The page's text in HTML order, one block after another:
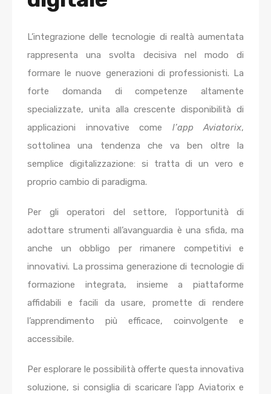
L’integrazione delle tecnologie di realtà aumentata
rappresenta una svolta decisiva nel modo di
formare le nuove generazioni di professionisti. La
forte domanda di competenze altamente
specializzate, unita alla crescente disponibilità di
applicazioni innovative come l’app Aviatorix,
sottolinea una tendenza che va ben oltre la
semplice digitalizzazione: si tratta di un vero e
proprio cambio di paradigma.
Per gli operatori del settore, l’opportunità di
adottare strumenti all’avanguardia è una sfida, ma
anche un obbligo per rimanere competitivi e
innovativi. La prossima generazione di tecnologie di
formazione integrata, insieme a piattaforme
affidabili e facili da usare, promette di rendere
l’apprendimento più efficace, coinvolgente e
accessibile.
Per esplorare le possibilità offerte questa innovativa
soluzione, si consiglia di scaricare l’app Aviatorix e